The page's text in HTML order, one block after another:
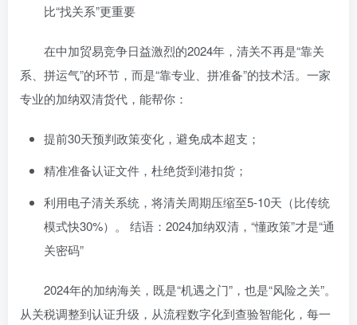
比“找关系”更重要
在中加贸易竞争日益激烈的2024年，清关不再是“靠关
系、拼运气”的环节，而是“靠专业、拼准备”的技术活。一家
专业的加纳双清货代，能帮你：
提前30天预判政策变化，避免成本超支；
精准准备认证文件，杜绝货到港扣货；
利用电子清关系统，将清关周期压缩至5-10天（比传统
模式快30%）。 结语：2024加纳双清，“懂政策”才是“通
关密码”
2024年的加纳海关，既是“机遇之门”，也是“风险之关”。
从关税调整到认证升级，从流程数字化到查验智能化，每一